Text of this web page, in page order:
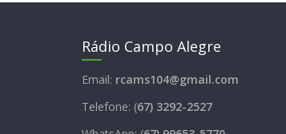
Rádio Campo Alegre
Email: rcams104@gmail.com
Telefone: (67) 3292-2527